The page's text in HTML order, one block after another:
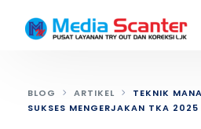
BLOG ARTIKEL
TEKNIK
SUKSES MENGERJAKAN TKA 2025